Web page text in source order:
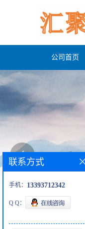
公司首页
您当前的位置：
联系方式
手机： 13393712342
Q Q：